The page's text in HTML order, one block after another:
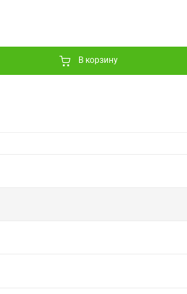
В корзину